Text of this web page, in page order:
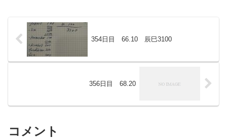
354日目 66.10 辰巳3100
356日目 68.20
コメント